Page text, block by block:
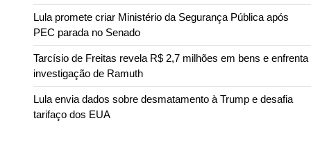
Lula promete criar Ministério da Segurança Pública após
PEC parada no Senado
Tarcísio de Freitas revela R$ 2,7 milhões em bens e enfrenta
investigação de Ramuth
Lula envia dados sobre desmatamento à Trump e desafia
tarifaço dos EUA